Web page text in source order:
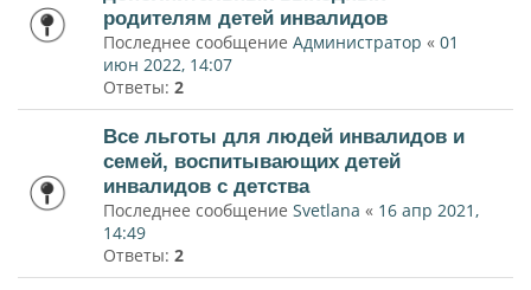
родителям детей инвалидов
Последнее сообщение Администратор « 01
июн 2022, 14:07
Ответы: 2
Все льготы для людей инвалидов и
семей, воспитывающих детей
инвалидов с детства
Последнее сообщение Svetlana « 16 апр 2021,
14:49
Ответы: 2